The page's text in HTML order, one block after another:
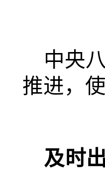
中央
推进，
及时